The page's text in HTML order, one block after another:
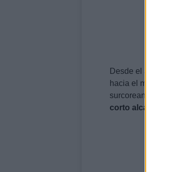
Desde el área
hacia el mar
surcoreano.
corto alcance